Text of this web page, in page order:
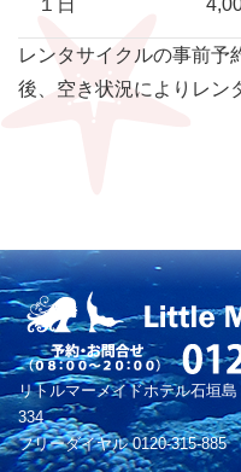
１日
レンタサイクルの事前予
後、空き状況によりレン
リトルマーメイドホテル石垣
334
フリーダイヤル 0120-315-885